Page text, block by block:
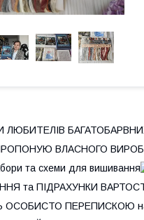
ЛЮБИТЕЛІВ
ВЛАСНОГО
та схеми для вишивання
та ПІДРАХУНКИ
ПЕРЕПИСКОЮ на